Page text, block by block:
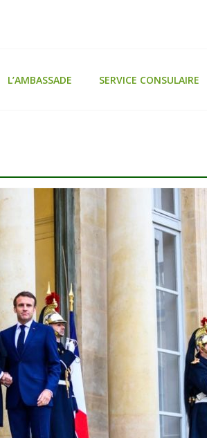
L’AMBASSADE SERVICE CONSULAIRE